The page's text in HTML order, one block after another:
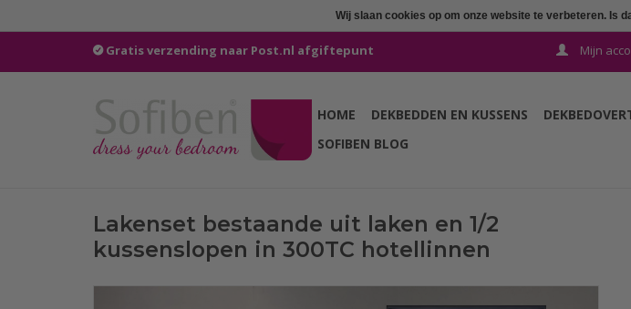
Gratis verzending naar Post.nl afgiftepunt Mijn
HOME DEKBEDDEN EN KUSSENS
SOFIBEN BLOG
Lakenset bestaande uit laken en 1/2
kussenslopen in 300TC hotellinnen
Wij slaan cookies op om onze website te verbeteren. Is